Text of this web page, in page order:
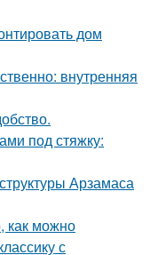
дом
внутренняя
под стяжку:
Арзамаса
как можно
с